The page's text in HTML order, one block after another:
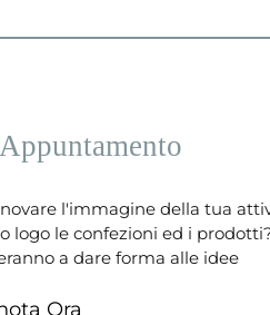
l'immagine della tua
logo le confezioni ed i
a dare forma alle idee
Ora